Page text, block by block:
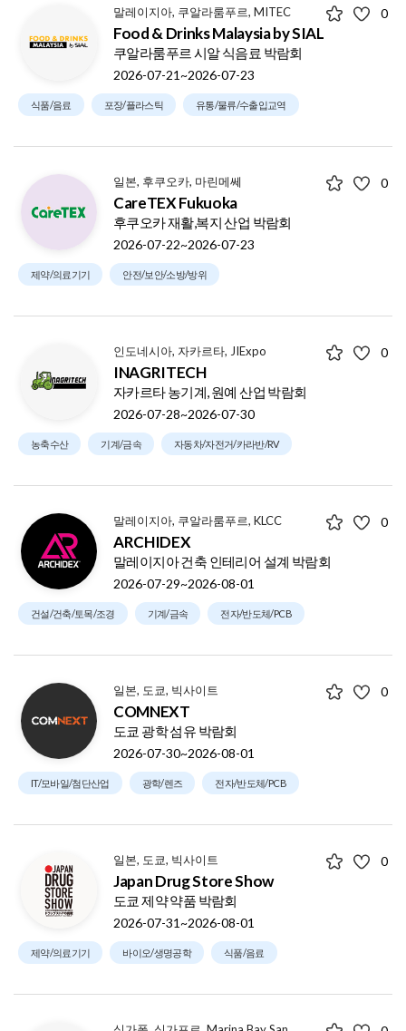
말레이지아, 쿠알라룸푸르, MITEC 0
Food & Drinks Malaysia by SIAL
쿠알라룸푸르 시알 식음료 박람회
2026-07-21~2026-07-23
식품/음료 포장/플라스틱 유통/물류/수출입교역
일본, 후쿠오카, 마린메쎄 0
CareTEX Fukuoka
후쿠오카 재활,복지 산업 박람회
2026-07-22~2026-07-23
제약/의료기기 안전/보안/소방/방위
인도네시아, 자카르타, JIExpo 0
INAGRITECH
자카르타 농기계, 원예 산업 박람회
2026-07-28~2026-07-30
농축수산 기계/금속 자동차/자전거/카라반/RV
말레이지아, 쿠알라룸푸르, KLCC 0
ARCHIDEX
말레이지아 건축 인테리어 설계 박람회
2026-07-29~2026-08-01
건설/건축/토목/조경 기계/금속 전자/반도체/PCB
일본, 도쿄, 빅사이트 0
COMNEXT
도쿄 광학 섬유 박람회
2026-07-30~2026-08-01
IT/모바일/첨단산업 광학/렌즈 전자/반도체/PCB
일본, 도쿄, 빅사이트 0
Japan Drug Store Show
도쿄 제약 약품 박람회
2026-07-31~2026-08-01
제약/의료기기 바이오/생명공학 식품/음료